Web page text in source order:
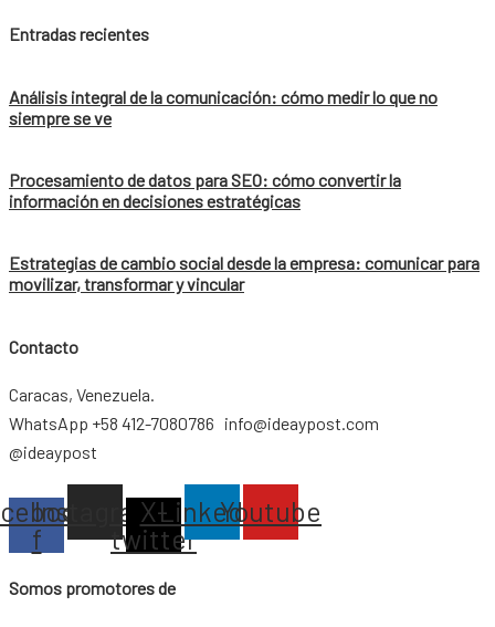
Entradas recientes
Análisis integral de la comunicación: cómo medir lo que no
siempre se ve
Procesamiento de datos para SEO: cómo convertir la
información en decisiones estratégicas
Estrategias de cambio social desde la empresa: comunicar para
movilizar, transformar y vincular
Contacto
Caracas, Venezuela.
WhatsApp +58 412-7080786 info@ideaypost.com
@ideaypost
f
InstagramX-
twitter
LinkedinYoutube
Somos promotores de